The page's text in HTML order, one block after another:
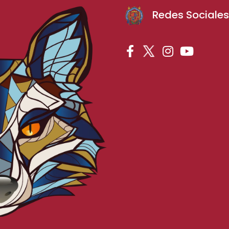
Redes Sociales